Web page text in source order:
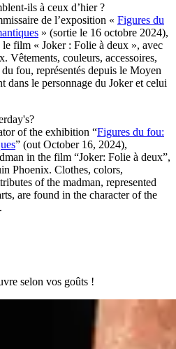
ils à ceux d’hier ?
de l’exposition « Figures du
» (sortie le 16 octobre 2024),
film « Joker : Folie à deux », avec
Vêtements, couleurs, accessoires,
fou, représentés depuis le Moyen
dans le personnage du Joker et celui
of the exhibition “Figures du fou:
” (out October 16, 2024),
in the film “Joker: Folie à deux”,
Phoenix. Clothes, colors,
of the madman, represented
are found in the character of the
selon vos goûts !